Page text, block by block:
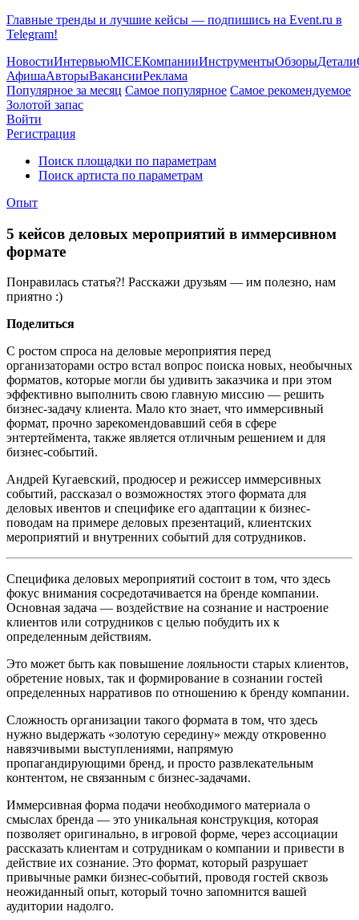
Главные тренды и лучшие кейсы — подпишись на Event.ru в
Telegram!
НовостиИнтервьюMICEКомпанииИнструментыОбзорыДетали
АфишаАвторыВакансииРеклама
Популярное за месяц Самое популярное Самое рекомендуемое
Золотой запас
Войти
Регистрация
Поиск площадки по параметрам
Поиск артиста по параметрам
Опыт
5 кейсов деловых мероприятий в иммерсивном
формате
Понравилась статья?! Расскажи друзьям — им полезно, нам
приятно :)
Поделиться
С ростом спроса на деловые мероприятия перед
организаторами остро встал вопрос поиска новых, необычных
форматов, которые могли бы удивить заказчика и при этом
эффективно выполнить свою главную миссию — решить
бизнес-задачу клиента. Мало кто знает, что иммерсивный
формат, прочно зарекомендовавший себя в сфере
энтертеймента, также является отличным решением и для
бизнес-событий.
Андрей Кугаевский, продюсер и режиссер иммерсивных
событий, рассказал о возможностях этого формата для
деловых ивентов и специфике его адаптации к бизнес-
поводам на примере деловых презентаций, клиентских
мероприятий и внутренних событий для сотрудников.
Специфика деловых мероприятий состоит в том, что здесь
фокус внимания сосредотачивается на бренде компании.
Основная задача — воздействие на сознание и настроение
клиентов или сотрудников с целью побудить их к
определенным действиям.
Это может быть как повышение лояльности старых клиентов,
обретение новых, так и формирование в сознании гостей
определенных нарративов по отношению к бренду компании.
Сложность организации такого формата в том, что здесь
нужно выдержать «золотую середину» между откровенно
навязчивыми выступлениями, напрямую
пропагандирующими бренд, и просто развлекательным
контентом, не связанным с бизнес-задачами.
Иммерсивная форма подачи необходимого материала о
смыслах бренда — это уникальная конструкция, которая
позволяет оригинально, в игровой форме, через ассоциации
рассказать клиентам и сотрудникам о компании и привести в
действие их сознание. Это формат, который разрушает
привычные рамки бизнес-событий, проводя гостей сквозь
неожиданный опыт, который точно запомнится вашей
аудитории надолго.